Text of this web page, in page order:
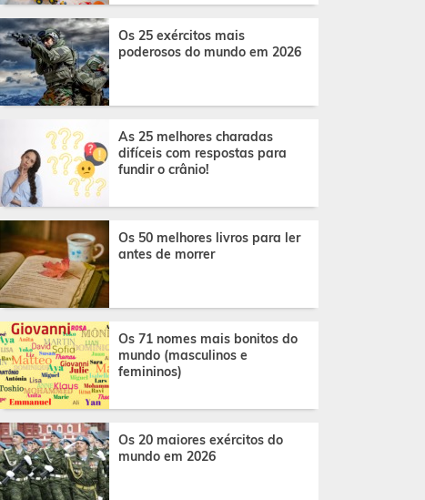
Os 25 exércitos mais
poderosos do mundo em 2026
As 25 melhores charadas
difíceis com respostas para
fundir o crânio!
Os 50 melhores livros para ler
antes de morrer
Os 71 nomes mais bonitos do
mundo (masculinos e
femininos)
Os 20 maiores exércitos do
mundo em 2026